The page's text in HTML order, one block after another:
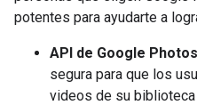
potentes para ayudarte a
API de Google
segura para que los
videos de su